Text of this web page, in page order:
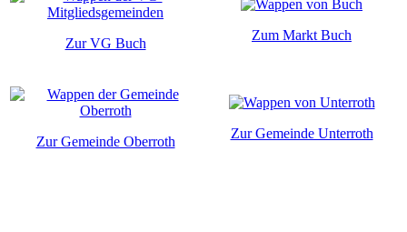
Zur VG Buch
Zum Markt Buch
Zur Gemeinde Oberroth
Zur Gemeinde Unterroth